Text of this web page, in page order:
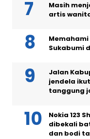
Masih
artis
Sukabumi
Jalan
jendela
tanggung
Nokia 123
dibekali
dan bodi